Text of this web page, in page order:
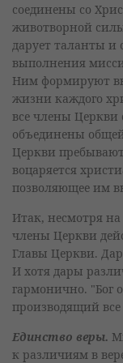
соединены со
животворной
дарует таланты и
выполнения
Ним формируют
жизни каждого
все члены Церкви
объединены
Церкви
воцаряется
позволяющее им
Итак, несмотря на
члены Церкви
Главы Церкви.
И хотя дары
гармонично. "Бог
производящий все
Единство веры.
к различиям в